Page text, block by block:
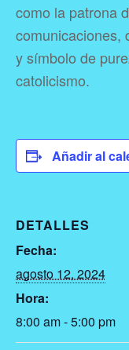
como la patrona
comunicaciones,
y símbolo de
catolicismo.
Añadir al
DETALLES
Fecha:
agosto 12, 2024
Hora:
8:00 am - 5:00 pm